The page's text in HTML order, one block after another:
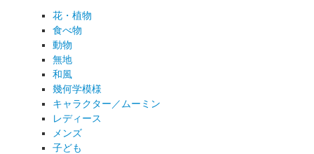
花・植物
食べ物
動物
無地
和風
幾何学模様
キャラクター／ムーミン
レディース
メンズ
子ども